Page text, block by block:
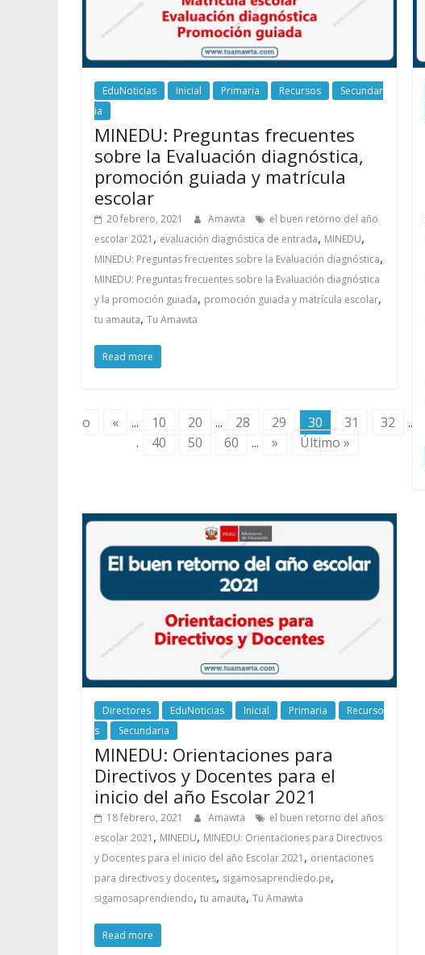
EduNoticias Inicial Primaria Recursos
Secundar
ia
MINEDU: Preguntas frecuentes
sobre la Evaluación diagnóstica,
promoción guiada y matrícula
escolar
20 febrero, 2021 Amawta
el buen retorno del año
escolar 2021 , evaluación diagnóstica de entrada, MINEDU,
MINEDU: Preguntas frecuentes sobre la Evaluación diagnóstica,
MINEDU: Preguntas frecuentes sobre la Evaluación diagnóstica
y la promoción guiada, promoción guiada y matrícula escolar,
tu amauta, Tu Amawta
Read more
Directores EduNoticias Inicial Primaria
Recurso
s
Secundaria
MINEDU: Orientaciones para
Directivos y Docentes para el
inicio del año Escolar 2021
18 febrero, 2021 Amawta
el buen retorno del años
escolar 2021 , MINEDU, MINEDU: Orientaciones para Directivos
y Docentes para el inicio del año Escolar 2021 , orientaciones
para directivos y docentes, sigamosaprendiedo.pe,
sigamosaprendiendo, tu amauta, Tu Amawta
Read more
o « ... 10 20 ... 28 29 30 31 32
..
.
40 50 60 ... » Último »